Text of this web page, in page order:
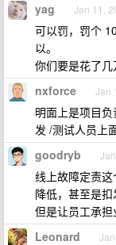
yag Jan 11,
可以罚，罚个
以。
你们要是花了几
nxforce Jan
明面上是项目
发 /测试人员上
goodryb
线上故障定责
降低，甚至是扣
但是让员工承担
Leonard